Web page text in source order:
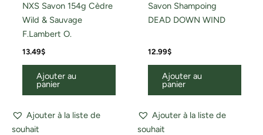
NXS Savon 154g Cèdre
Wild & Sauvage
F.Lambert O.
13.49$
Ajouter au
panier
Ajouter à la liste de
souhait
Savon Shampoing
DEAD DOWN WIND
12.99$
Ajouter au
panier
Ajouter à la liste de
souhait